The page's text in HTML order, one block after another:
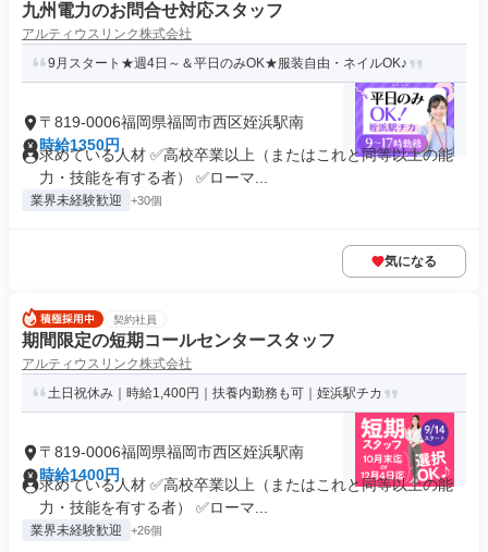
九州電力のお問合せ対応スタッフ
アルティウスリンク株式会社
9月スタート★週4日～＆平日のみOK★服装自由・ネイルOK♪
〒819-0006福岡県福岡市西区姪浜駅南
時給1350円
求めている人材 ✅高校卒業以上（またはこれと同等以上の能
力・技能を有する者） ✅ローマ...
業界未経験歓迎 +30個
気になる
契約社員
期間限定の短期コールセンタースタッフ
アルティウスリンク株式会社
土日祝休み｜時給1,400円｜扶養内勤務も可｜姪浜駅チカ
〒819-0006福岡県福岡市西区姪浜駅南
時給1400円
求めている人材 ✅高校卒業以上（またはこれと同等以上の能
力・技能を有する者） ✅ローマ...
業界未経験歓迎 +26個